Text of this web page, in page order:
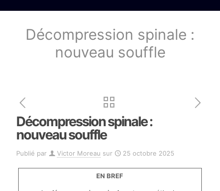
Décompression spinale :
nouveau souffle
Décompression spinale :
nouveau souffle
Publié par Victor Moreau sur 25 octobre 2025
EN BREF